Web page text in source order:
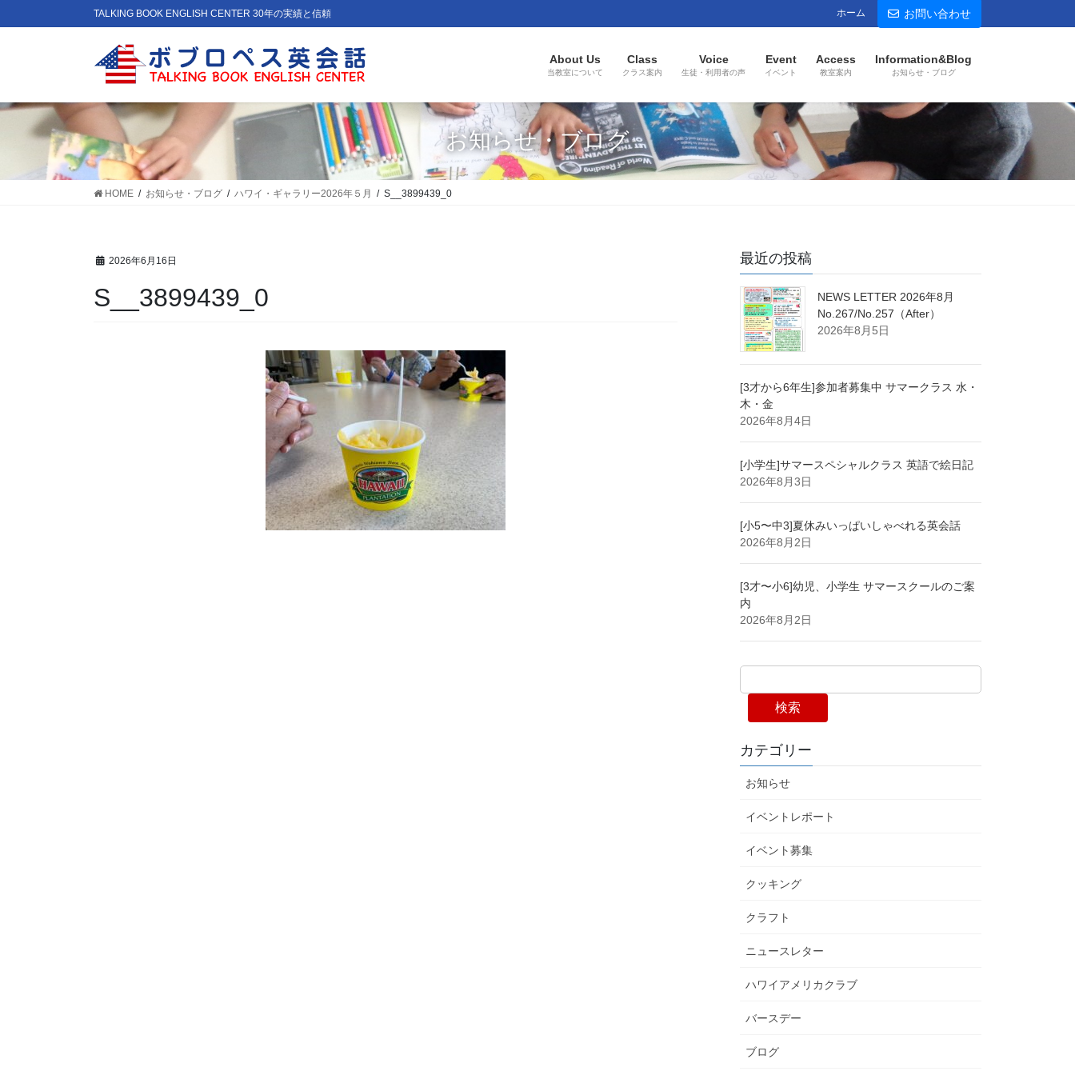
ン
に
ビ
ョ
動
TALKING BOOK ENGLISH CENTER 30年の実績と信頼 ホーム お問い合わせ
About Us
当教室について
Class
クラス案内
Voice
生徒・利用者の声
Event
イベント
Access
教室案内
Information&Blog
お知らせ・ブログ
お知らせ・ブログ
HOME お知らせ・ブログ ハワイ・ギャラリー2026年５月 S__3899439_0
2026年6月16日
S__3899439_0
最近の投稿
NEWS LETTER 2026年8月
No.267/No.257（After）
2026年8月5日
[3才から6年生]参加者募集中 サマークラス 水・
木・金
2026年8月4日
[小学生]サマースペシャルクラス 英語で絵日記
2026年8月3日
[小5〜中3]夏休みいっぱいしゃべれる英会話
2026年8月2日
[3才〜小6]幼児、小学生 サマースクールのご案
内
2026年8月2日
検索
カテゴリー
お知らせ
イベントレポート
イベント募集
クッキング
クラフト
ニュースレター
ハワイアメリカクラブ
バースデー
ブログ